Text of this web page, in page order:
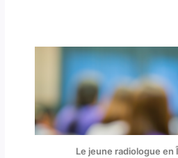
Le jeune radiologue